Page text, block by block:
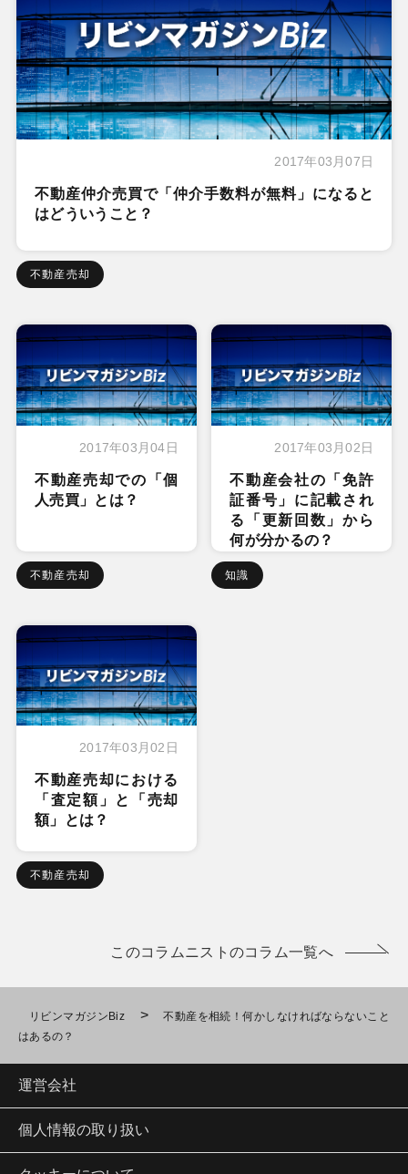
2017年03月07日
不動産仲介売買で「仲介手数料が無料」になると
はどういうこと？
不動産売却
2017年03月04日
不動産売却での「個
人売買」とは？
不動産売却
2017年03月02日
不動産会社の「免許
証番号」に記載され
る「更新回数」から
何が分かるの？
知識
2017年03月02日
不動産売却における
「査定額」と「売却
額」とは？
不動産売却
このコラムニストのコラム一覧へ
リビンマガジンBiz >
不動産を相続！何かしなければならないこと
はあるの？
運営会社
個人情報の取り扱い